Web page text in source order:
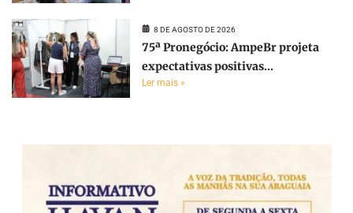
8 DE AGOSTO DE 2026
75ª Pronegócio: AmpeBr projeta
expectativas positivas...
Ler mais »